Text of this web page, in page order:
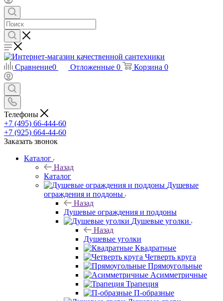
Сравнение0 Отложенные 0 Корзина 0
Телефоны
+7 (495) 66-444-60
+7 (925) 664-44-60
Заказать звонок
Каталог
Назад
Каталог
Душевые
ограждения и поддоны
Назад
Душевые ограждения и поддоны
Душевые уголки
Назад
Душевые уголки
Квадратные
Четверть круга
Прямоугольные
Асимметричные
Трапеция
П-образные